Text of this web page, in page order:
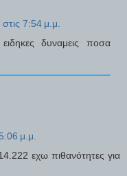
7:54 μ.μ.
δυναμεις ποσα
μ.μ.
εχω πιθανότητες για